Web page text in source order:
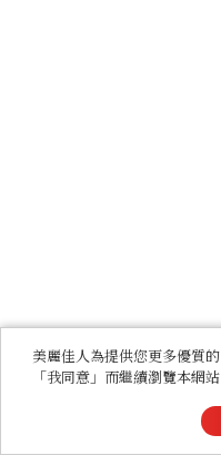
美麗佳人為提供您更多優質
「我同意」而繼續瀏覽本網